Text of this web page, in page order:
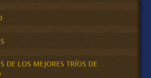
DE LOS MEJORES TRÍOS DE